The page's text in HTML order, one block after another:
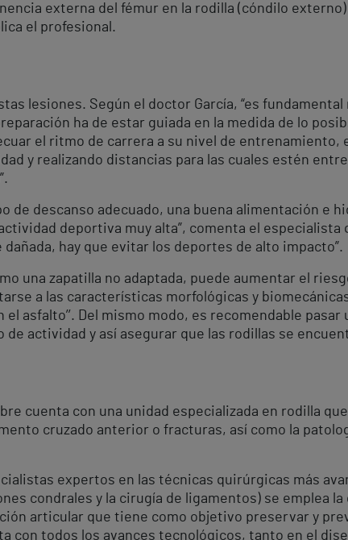
externa del fémur en la rodilla (cóndilo
el profesional.
lesiones. Según el doctor García, “es
ha de estar guiada en la medida de lo
el ritmo de carrera a su nivel de
y realizando distancias para las cuales estén
de descanso adecuado, una buena alimentación e
deportiva muy alta”, comenta el especialista
hay que evitar los deportes de alto impacto”.
una zapatilla no adaptada, puede aumentar el
a las características morfológicas y
asfalto’’. Del mismo modo, es recomendable
actividad y así asegurar que las rodillas se
cuenta con una unidad especializada en rodilla
cruzado anterior o fracturas, así como la
expertos en las técnicas quirúrgicas más
condrales y la cirugía de ligamentos) se emplea
articular que tiene como objetivo preservar y
con todos los avances tecnológicos, tanto en el